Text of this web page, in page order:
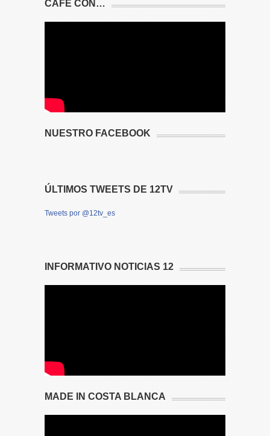
CAFÉ CON…
NUESTRO FACEBOOK
ÚLTIMOS TWEETS DE 12TV
Tweets por @12tv_es
INFORMATIVO NOTICIAS 12
MADE IN COSTA BLANCA